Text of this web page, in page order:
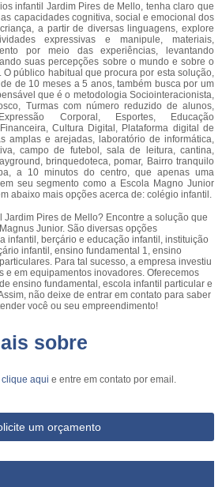
infantil Jardim Pires de Mello, tenha claro que
capacidades cognitiva, social e emocional dos
a partir de diversas linguagens, explore
expressivas e manipule, materiais,
por meio das experiências, levantando
suas percepções sobre o mundo e sobre o
público habitual que procura por esta solução,
de 10 meses a 5 anos, também busca por um
que é o metodologia Sociointeracionista,
Turmas com número reduzido de alunos,
Corporal, Esportes, Educação
Cultura Digital, Plataforma digital de
amplas e arejadas, laboratório de informática,
campo de futebol, sala de leitura, cantina,
brinquedoteca, pomar, Bairro tranquilo
a 10 minutos do centro, que apenas uma
seu segmento como a Escola Magno Junior
abaixo mais opções acerca de: colégio infantil.
Jardim Pires de Mello? Encontre a solução que
Junior. São diversas opções
infantil, berçário e educação infantil, instituição
infantil, ensino fundamental 1, ensino
Para tal sucesso, a empresa investiu
e em equipamentos inovadores. Oferecemos
ensino fundamental, escola infantil particular e
não deixe de entrar em contato para saber
você ou seu empreendimento!
sobre
clique aqui e entre em contato por email.
um orçamento